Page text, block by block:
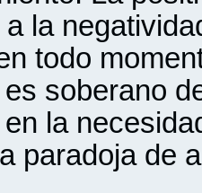
la
todo
soberano
la
paradoja de